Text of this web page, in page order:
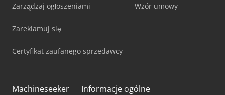
Zarządzaj ogłoszeniami
Zareklamuj się
Certyfikat zaufanego sprzedawcy
Wzór umowy
Machineseeker Informacje ogólne